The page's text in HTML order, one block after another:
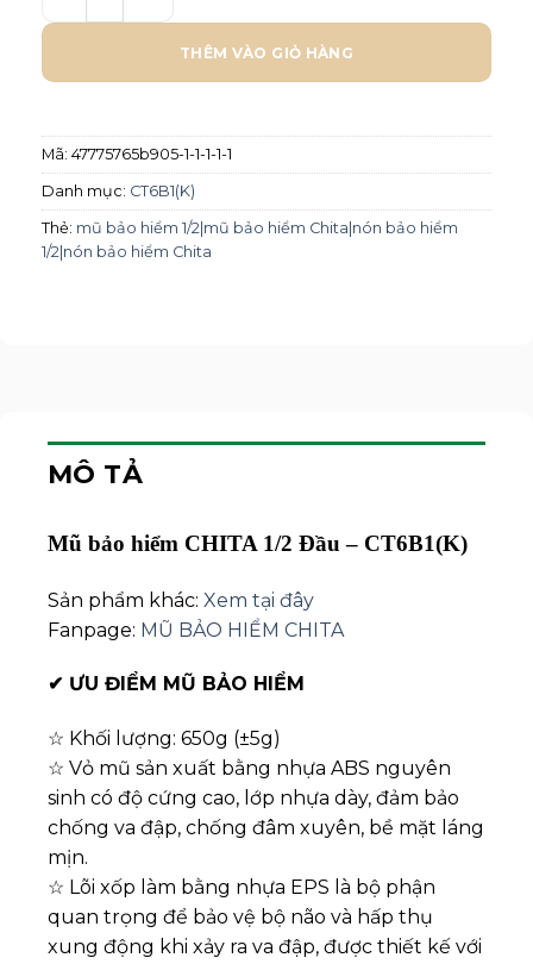
THÊM VÀO GIỎ HÀNG
Mã: 47775765b905-1-1-1-1-1
Danh mục: CT6B1(K)
Thẻ: mũ bảo hiểm 1/2|mũ bảo hiểm Chita|nón bảo hiểm
1/2|nón bảo hiểm Chita
MÔ TẢ
Mũ bảo hiểm CHITA 1/2 Đầu – CT6B1(K)
Sản phẩm khác: Xem tại đây
Fanpage: MŨ BẢO HIỂM CHITA
✔ ƯU ĐIỂM MŨ BẢO HIỂM
☆ Khối lượng: 650g (±5g)
☆ Vỏ mũ sản xuất bằng nhựa ABS nguyên
sinh có độ cứng cao, lớp nhựa dày, đảm bảo
chống va đập, chống đâm xuyên, bề mặt láng
mịn.
☆ Lõi xốp làm bằng nhựa EPS là bộ phận
quan trọng để bảo vệ bộ não và hấp thụ
xung động khi xảy ra va đập, được thiết kế với